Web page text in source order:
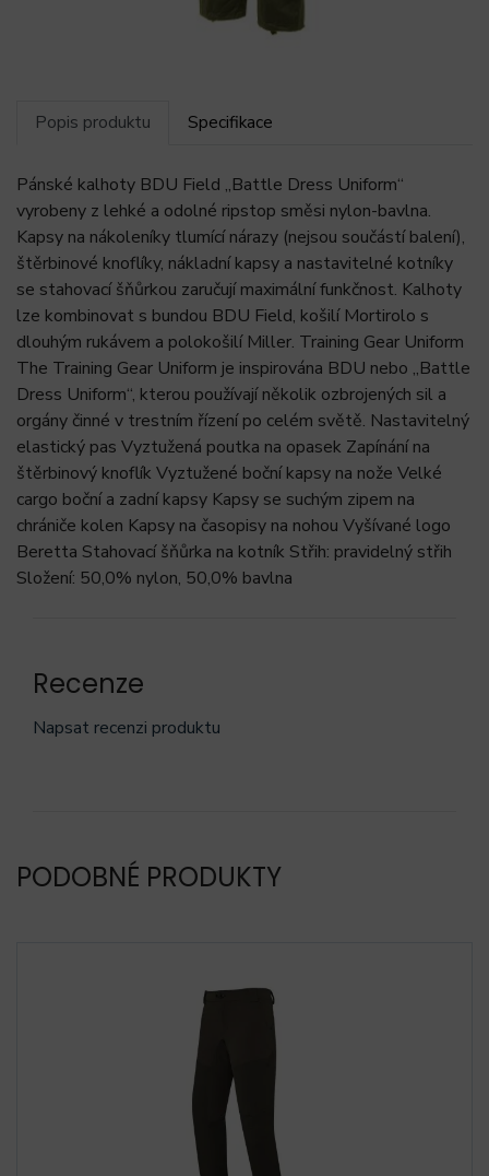
Popis produktu Specifikace
Pánské kalhoty BDU Field „Battle Dress Uniform“
vyrobeny z lehké a odolné ripstop směsi nylon-bavlna.
Kapsy na nákoleníky tlumící nárazy (nejsou součástí balení),
štěrbinové knoflíky, nákladní kapsy a nastavitelné kotníky
se stahovací šňůrkou zaručují maximální funkčnost. Kalhoty
lze kombinovat s bundou BDU Field, košilí Mortirolo s
dlouhým rukávem a polokošilí Miller. Training Gear Uniform
The Training Gear Uniform je inspirována BDU nebo „Battle
Dress Uniform“, kterou používají několik ozbrojených sil a
orgány činné v trestním řízení po celém světě. Nastavitelný
elastický pas Vyztužená poutka na opasek Zapínání na
štěrbinový knoflík Vyztužené boční kapsy na nože Velké
cargo boční a zadní kapsy Kapsy se suchým zipem na
chrániče kolen Kapsy na časopisy na nohou Vyšívané logo
Beretta Stahovací šňůrka na kotník Střih: pravidelný střih
Složení: 50,0% nylon, 50,0% bavlna
Recenze
Napsat recenzi produktu
PODOBNÉ PRODUKTY